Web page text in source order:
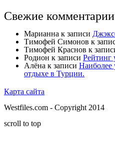
Свежие комментарии
Марианна к записи
Тимофей Симонов к
Тимофей Краснов к
Родион к записи
Алёна к записи Наиболее
отдыхе в Турции.
Карта сайта
Westfiles.com - Copyright 2014
scroll to top